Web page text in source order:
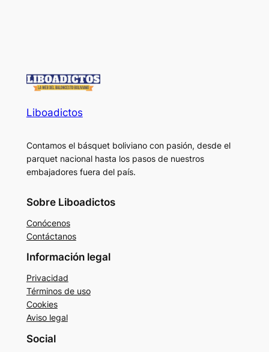
Liboadictos
Contamos el básquet boliviano con pasión, desde el
parquet nacional hasta los pasos de nuestros
embajadores fuera del país.
Sobre Liboadictos
Conócenos
Contáctanos
Información legal
Privacidad
Términos de uso
Cookies
Aviso legal
Social